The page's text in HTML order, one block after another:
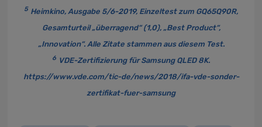
5 Heimkino, Ausgabe 5/6-2019, Einzeltest zum GQ65Q90R,
Gesamturteil „überragend“ (1,0), „Best Product“,
„Innovation“. Alle Zitate stammen aus diesem Test.
6 VDE-Zertifizierung für Samsung QLED 8K.
https://www.vde.com/tic-de/news/2018/ifa-vde-sonder-
zertifikat-fuer-samsung